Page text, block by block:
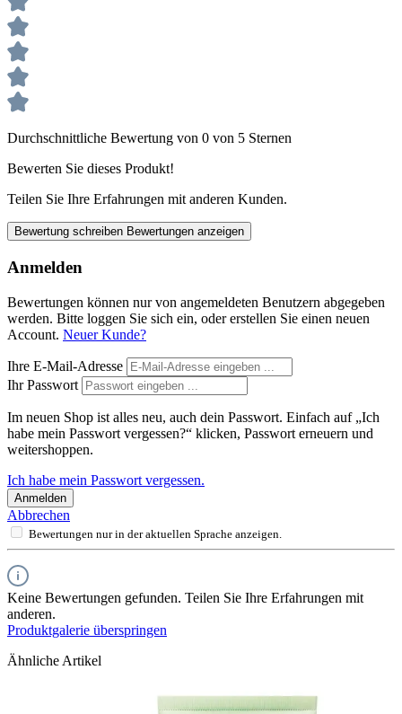
Durchschnittliche Bewertung von 0 von 5 Sternen
Bewerten Sie dieses Produkt!
Teilen Sie Ihre Erfahrungen mit anderen Kunden.
Bewertung schreiben Bewertungen anzeigen
Anmelden
Bewertungen können nur von angemeldeten Benutzern abgegeben
werden. Bitte loggen Sie sich ein, oder erstellen Sie einen neuen
Account. Neuer Kunde?
Ihre E-Mail-Adresse
Ihr Passwort
Im neuen Shop ist alles neu, auch dein Passwort. Einfach auf „Ich
habe mein Passwort vergessen?“ klicken, Passwort erneuern und
weitershoppen.
Ich habe mein Passwort vergessen.
Anmelden
Abbrechen
Bewertungen nur in der aktuellen Sprache anzeigen.
Keine Bewertungen gefunden. Teilen Sie Ihre Erfahrungen mit
anderen.
Produktgalerie überspringen
Ähnliche Artikel